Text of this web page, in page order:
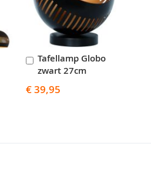
Tafellamp Globo
zwart 27cm
€ 39,95
In
Winkelwagen